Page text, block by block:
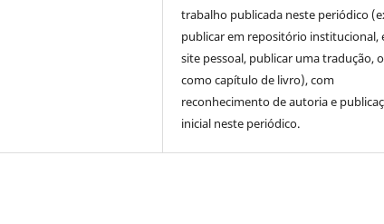
trabalho publicada neste periódico
publicar em repositório institucional,
site pessoal, publicar uma tradução,
como capítulo de livro), com
reconhecimento de autoria e
inicial neste periódico.